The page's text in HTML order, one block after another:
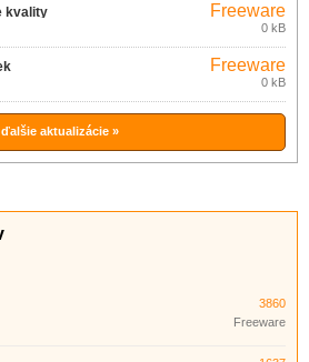
kvality
Freeware
0 kB
Freeware
0 kB
ďalšie aktualizácie »
3860
Freeware